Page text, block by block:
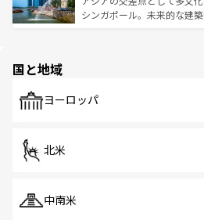
た文化、そして多様な観光
うな絶景から文化的な体験
シンガポール。未来的な建
で、ホーカーズは地元の風
国と地域
ヨーロッパ
北米
中南米